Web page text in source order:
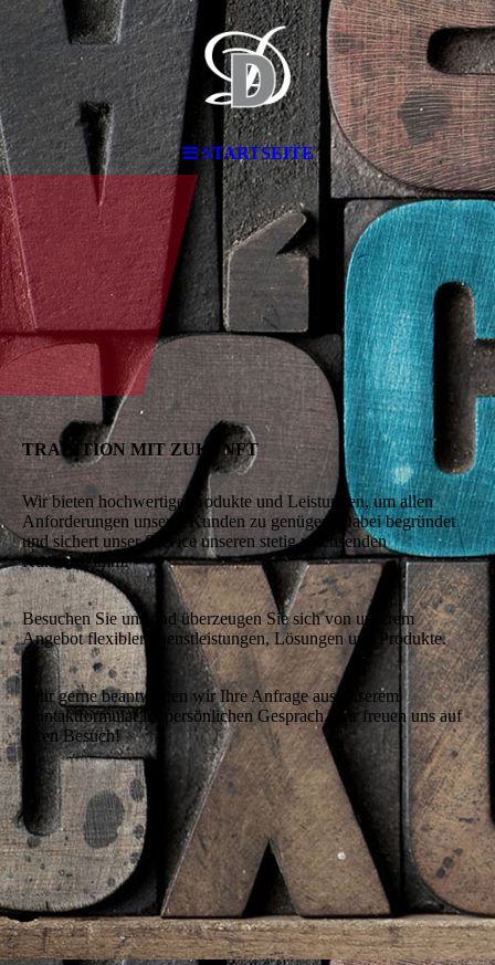
STARTSEITE
TRADITION MIT ZUKUNFT
Wir bieten hochwertige Produkte und Leistungen, um allen
Anforderungen unserer Kunden zu genügen. Dabei begründet
und sichert unser Service unseren stetig wachsenden
Kundenstamm.
Besuchen Sie uns und überzeugen Sie sich von unserem
Angebot flexibler Dienstleistungen, Lösungen und Produkte.
Sehr gerne beantworten wir Ihre Anfrage aus unserem
Kontaktformular im persönlichen Gesprach. Wir freuen uns auf
Ihren Besuch!